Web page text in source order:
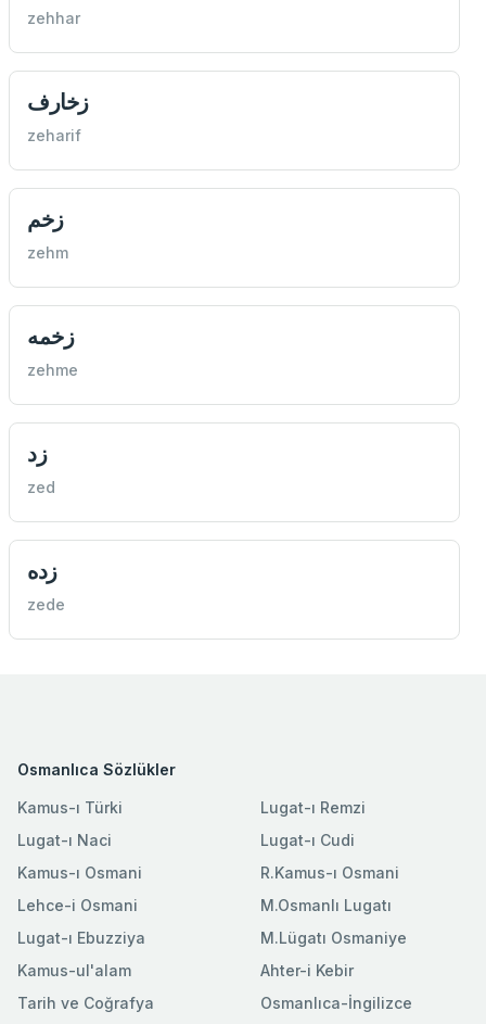
zehhar
زخارف
zeharif
زخم
zehm
زخمه
zehme
زد
zed
زده
zede
Osmanlıca Sözlükler
Kamus-ı Türki
Lugat-ı Naci
Kamus-ı Osmani
Lehce-i Osmani
Lugat-ı Ebuzziya
Lugat-ı Remzi
Lugat-ı Cudi
R.Kamus-ı Osmani
M.Osmanlı Lugatı
M.Lügatı Osmaniye
Kamus-ul'alam
Tarih ve Coğrafya
Ahter-i Kebir
Osmanlıca-İngilizce